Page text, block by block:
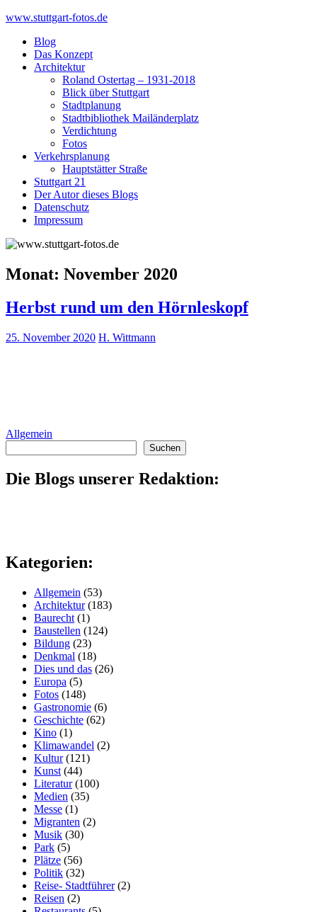
Skip
content
www.stuttgart-fotos.de
Blog
Das Konzept
Architektur
Roland Ostertag – 1931-2018
Blick über Stuttgart
Stadtplanung
Stadtbibliothek Mailänderplatz
Verdichtung
Fotos
Verkehrsplanung
Hauptstätter Straße
Stuttgart 21
Der Autor dieses Blogs
Datenschutz
Impressum
Monat: November 2020
Herbst rund um den Hörnleskopf
25. November 2020 H. Wittmann
Allgemein
Suchen
Die Blogs unserer Redaktion:
Kategorien:
Allgemein (53)
Architektur(183)
Baurecht (1)
Baustellen (124)
Bildung (23)
Denkmal (18)
Dies und das (26)
Europa (5)
Fotos (148)
Gastronomie (6)
Geschichte (62)
Kino (1)
Klimawandel (2)
Kultur(121)
Kunst (44)
Literatur(100)
Medien (35)
Messe (1)
Migranten (2)
Musik (30)
Park (5)
Plätze (56)
Politik (32)
Reise- Stadtführer(2)
Reisen (2)